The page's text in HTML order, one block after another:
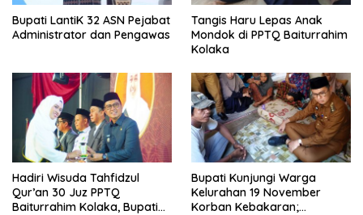
Bupati LantiK 32 ASN Pejabat
Administrator dan Pengawas
Tangis Haru Lepas Anak
Mondok di PPTQ Baiturrahim
Kolaka
Hadiri Wisuda Tahfidzul
Qur’an 30 Juz PPTQ
Baiturrahim Kolaka, Bupati
Bupati Kunjungi Warga
Kelurahan 19 November
Korban Kebakaran;